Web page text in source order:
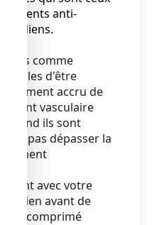
anti-
comme
d'être
accru de
vasculaire
quand ils sont
Ne pas dépasser la
avec votre
avant de
mg comprimé